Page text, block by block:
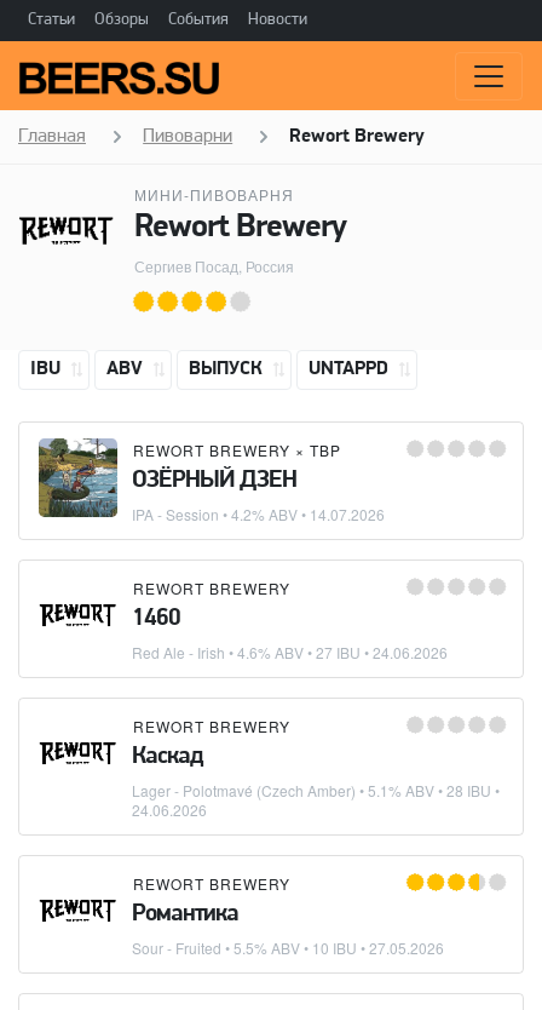
Статьи Обзоры События Новости
Главная Пивоварни Rewort Brewery
МИНИ-ПИВОВАРНЯ
Rewort Brewery
Сергиев Посад, Россия
IBU ABV ВЫПУСК UNTAPPD
REWORT BREWERY × TBP
ОЗЁРНЫЙ ДЗЕН
IPA - Session • 4.2% ABV • 14.07.2026
REWORT BREWERY
1460
Red Ale - Irish • 4.6% ABV • 27 IBU •24.06.2026
REWORT BREWERY
Каскад
Lager - Polotmavé (Czech Amber) • 5.1% ABV • 28 IBU •
24.06.2026
REWORT BREWERY
Романтика
Sour - Fruited • 5.5% ABV • 10 IBU •27.05.2026